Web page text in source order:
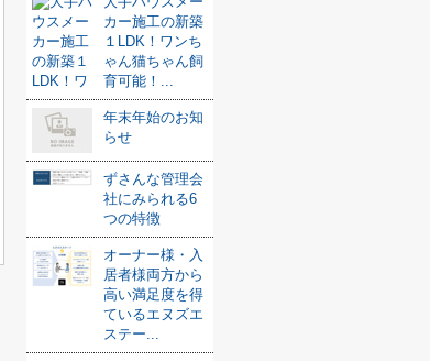
カー施工の新築
１LDK！ワンち
ゃん猫ちゃん飼
育可能！...
年末年始のお知
らせ
ずさんな管理会
社にみられる6
つの特徴
オーナー様・入
居者様両方から
高い満足度を得
ているエヌズエ
ステー...